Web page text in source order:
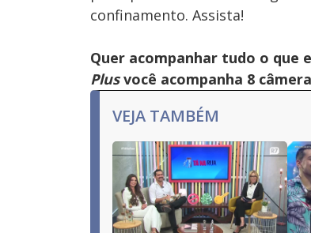
confinamento. Assista!
Quer acompanhar tudo o que
Plusvocê acompanha 8
VEJA TAMBÉM